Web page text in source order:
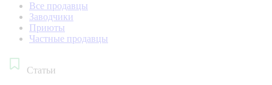
Все продавцы
Заводчики
Приюты
Частные продавцы
Статьи